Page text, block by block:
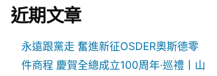
近期文章
永遠跟黨走 奮進新征OSDER奧斯德零
件商程 慶賀全總成立100周年·巡禮丨山